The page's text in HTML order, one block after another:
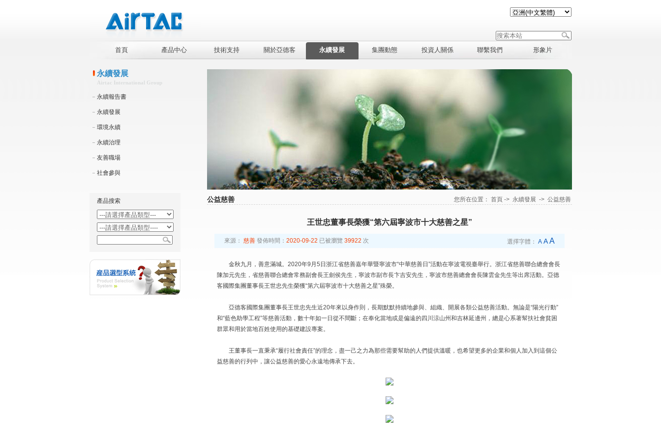
首頁 產品中心 技術支持 關於亞德客 永續發展 集團動態 投資人關係 聯繫我們 形象片
永續發展
Airtac International Group
永續報告書
永續發展
環境永續
永續治理
友善職場
社會參與
產品搜索 公益慈善 您所在位置： 首頁-> 永續發展 -> 公益慈善
王世忠董事長榮獲“第六屆寧波市十大慈善之星”
來源： 慈善發佈時間： 2020-09-22 已被瀏覽 39922 次 選擇字體： AAA
金秋九月，善意滿城。2020年9月5日浙江省慈善嘉年華暨寧波市“中華慈善日”活動在寧波電視臺舉行。浙江省慈善聯合總會會長
陳加元先生，省慈善聯合總會常務副會長王劍侯先生，寧波市副市長卞吉安先生，寧波市慈善總會會長陳雲金先生等出席活動。亞德
客國際集團董事長王世忠先生榮獲“第六屆寧波市十大慈善之星”殊榮。
亞德客國際集團董事長王世忠先生近20年來以身作則，長期默默持續地參與、組織、開展各類公益慈善活動。無論是“陽光行動”
和“藍色助學工程”等慈善活動，數十年如一日從不間斷；在奉化當地或是偏遠的四川涼山州和吉林延邊州，總是心系著幫扶社會貧困
群眾和用於當地百姓使用的基礎建設專案。
王董事長一直秉承“履行社會責任”的理念，盡一己之力為那些需要幫助的人們提供溫暖，也希望更多的企業和個人加入到這個公
益慈善的行列中，讓公益慈善的愛心永遠地傳承下去。